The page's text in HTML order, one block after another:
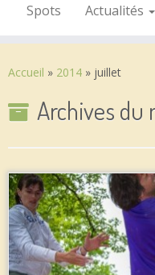
Spots
Actualités
Accueil » 2014 » juillet
Archives du